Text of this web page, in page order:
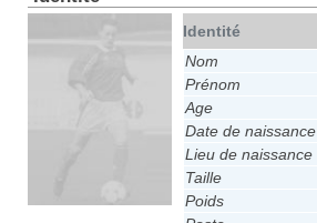
Identité
Nom
Prénom
Age
Date de naissance
Lieu de naissance
Taille
Poids